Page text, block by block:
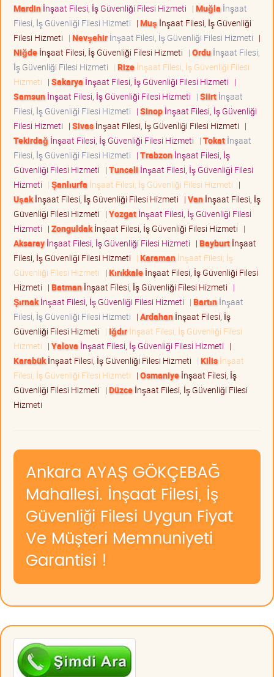
Mardinİnşaat Filesi, İş Güvenliği Filesi Hizmeti | Muğla İnşaat
Filesi, İş Güvenliği Filesi Hizmeti | Muş İnşaat Filesi, İş Güvenliği
Filesi Hizmeti | Nevşehirİnşaat Filesi, İş Güvenliği Filesi Hizmeti |
Niğdeİnşaat Filesi, İş Güvenliği Filesi Hizmeti | Orduİnşaat Filesi,
İş Güvenliği Filesi Hizmeti | Rizeİnşaat Filesi, İş Güvenliği Filesi
Hizmeti | Sakarya İnşaat Filesi, İş Güvenliği Filesi Hizmeti |
Samsunİnşaat Filesi, İş Güvenliği Filesi Hizmeti | Siirtİnşaat
Filesi, İş Güvenliği Filesi Hizmeti | Sinopİnşaat Filesi, İş Güvenliği
Filesi Hizmeti | Sivasİnşaat Filesi, İş Güvenliği Filesi Hizmeti |
Tekirdağ İnşaat Filesi, İş Güvenliği Filesi Hizmeti | Tokatİnşaat
Filesi, İş Güvenliği Filesi Hizmeti | Trabzonİnşaat Filesi, İş
Güvenliği Filesi Hizmeti | Tunceli İnşaat Filesi, İş Güvenliği Filesi
Hizmeti | Şanlıurfa İnşaat Filesi, İş Güvenliği Filesi Hizmeti |
Uşakİnşaat Filesi, İş Güvenliği Filesi Hizmeti | Vanİnşaat Filesi, İş
Güvenliği Filesi Hizmeti | Yozgatİnşaat Filesi, İş Güvenliği Filesi
Hizmeti | Zonguldakİnşaat Filesi, İş Güvenliği Filesi Hizmeti |
Aksarayİnşaat Filesi, İş Güvenliği Filesi Hizmeti | Bayburtİnşaat
Filesi, İş Güvenliği Filesi Hizmeti | Karamanİnşaat Filesi, İş
Güvenliği Filesi Hizmeti | Kırıkkaleİnşaat Filesi, İş Güvenliği Filesi
Hizmeti | Batmanİnşaat Filesi, İş Güvenliği Filesi Hizmeti |
Şırnakİnşaat Filesi, İş Güvenliği Filesi Hizmeti | Bartınİnşaat
Filesi, İş Güvenliği Filesi Hizmeti | Ardahanİnşaat Filesi, İş
Güvenliği Filesi Hizmeti | Iğdırİnşaat Filesi, İş Güvenliği Filesi
Hizmeti | Yalova İnşaat Filesi, İş Güvenliği Filesi Hizmeti |
Karabükİnşaat Filesi, İş Güvenliği Filesi Hizmeti | Kilisİnşaat
Filesi, İş Güvenliği Filesi Hizmeti | Osmaniyeİnşaat Filesi, İş
Güvenliği Filesi Hizmeti | Düzceİnşaat Filesi, İş Güvenliği Filesi
Hizmeti
Ankara AYAŞ GÖKÇEBAĞ
Mahallesi. İnşaat Filesi, İş
Güvenliği Filesi Uygun Fiyat
Ve Müşteri Memnuniyeti
Garantisi !